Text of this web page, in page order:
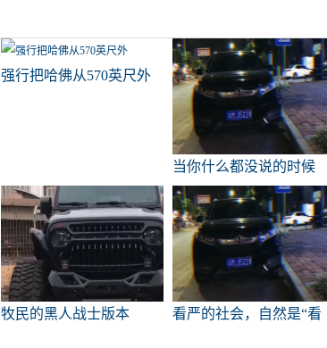
强行把哈佛从570英尺外
当你什么都没说的时候
牧民的黑人战士版本
看严的社会，自然是“看